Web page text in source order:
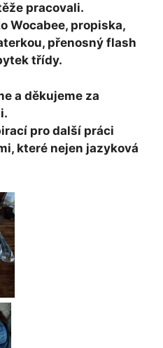
pracovali.
Wocabee, propiska,
přenosný flash
třídy.
a děkujeme za
pro další práci
které nejen jazyková